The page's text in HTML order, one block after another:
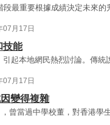
最重要根據成績決定未來的
07月17日
技能
起本地網民熱烈討論。傳統
07月17日
變得複雜
曾當過中學校董，對香港學